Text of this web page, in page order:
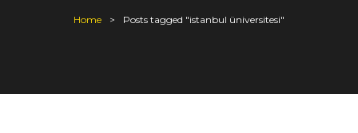
Home Posts tagged "istanbul üniversitesi"